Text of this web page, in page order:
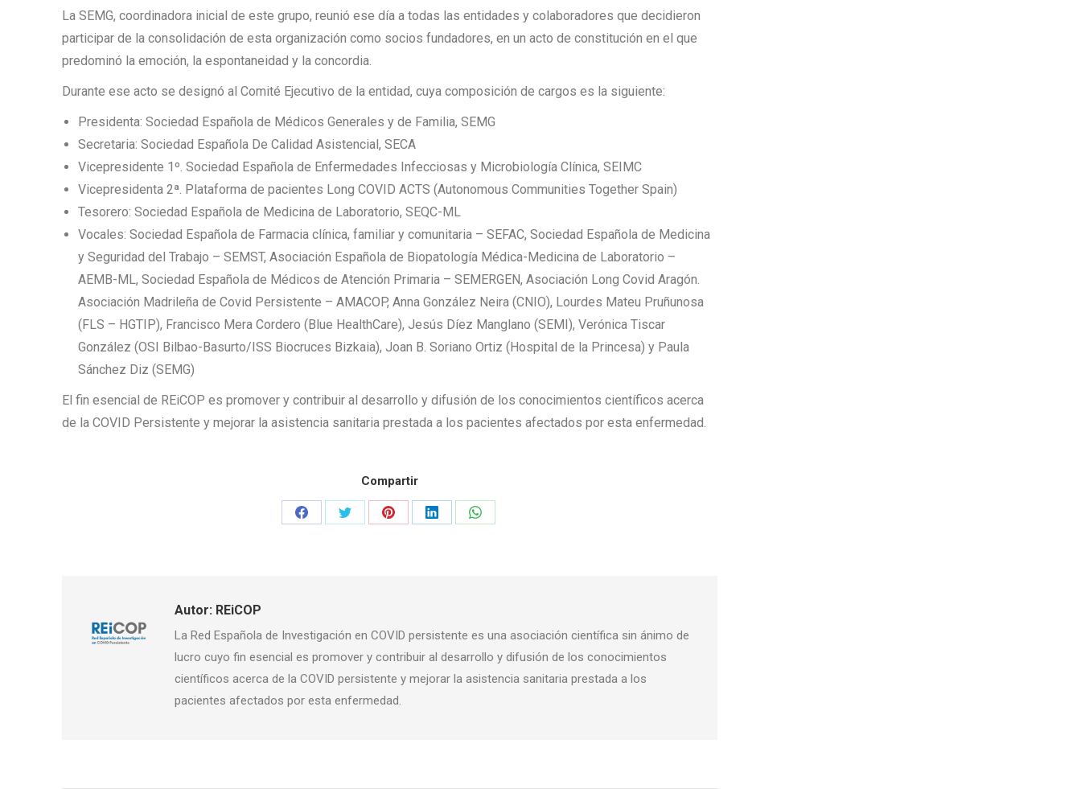
La SEMG, coordinadora inicial de este grupo, reunió ese día a todas las entidades y colaboradores que decidieron
participar de la consolidación de esta organización como socios fundadores, en un acto de constitución en el que
predominó la emoción, la espontaneidad y la concordia.
Durante ese acto se designó al Comité Ejecutivo de la entidad, cuya composición de cargos es la siguiente:
Presidenta: Sociedad Española de Médicos Generales y de Familia, SEMG
Secretaria: Sociedad Española De Calidad Asistencial, SECA
Vicepresidente 1º. Sociedad Española de Enfermedades Infecciosas y Microbiología Clínica, SEIMC
Vicepresidenta 2ª. Plataforma de pacientes Long COVID ACTS (Autonomous Communities Together Spain)
Tesorero: Sociedad Española de Medicina de Laboratorio, SEQC-ML
Vocales: Sociedad Española de Farmacia clínica, familiar y comunitaria – SEFAC, Sociedad Española de Medicina
y Seguridad del Trabajo – SEMST, Asociación Española de Biopatología Médica-Medicina de Laboratorio –
AEMB-ML, Sociedad Española de Médicos de Atención Primaria – SEMERGEN, Asociación Long Covid Aragón.
Asociación Madrileña de Covid Persistente – AMACOP, Anna González Neira (CNIO), Lourdes Mateu Pruñunosa
(FLS – HGTIP), Francisco Mera Cordero (Blue HealthCare), Jesús Díez Manglano (SEMI), Verónica Tiscar
González (OSI Bilbao-Basurto/ISS Biocruces Bizkaia), Joan B. Soriano Ortiz (Hospital de la Princesa) y Paula
Sánchez Diz (SEMG)
El fin esencial de REiCOP es promover y contribuir al desarrollo y difusión de los conocimientos científicos acerca
de la COVID Persistente y mejorar la asistencia sanitaria prestada a los pacientes afectados por esta enfermedad.
Compartir
Share
Share
Share
Share
Share
Autor: REiCOP
La Red Española de Investigación en COVID persistente es una asociación científica sin ánimo de
lucro cuyo fin esencial es promover y contribuir al desarrollo y difusión de los conocimientos
científicos acerca de la COVID persistente y mejorar la asistencia sanitaria prestada a los
pacientes afectados por esta enfermedad.